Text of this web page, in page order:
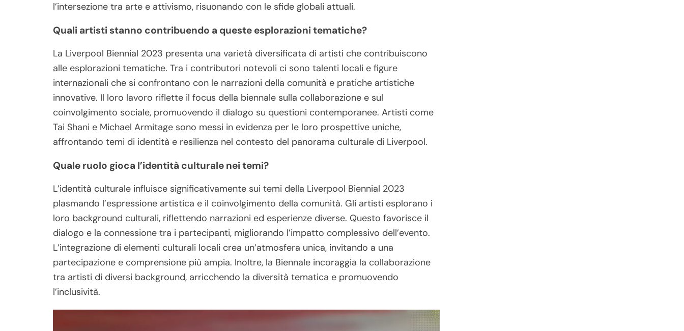
l’intersezione tra arte e attivismo, risuonando con le sfide globali attuali.
Quali artisti stanno contribuendo a queste esplorazioni tematiche?
La Liverpool Biennial 2023 presenta una varietà diversificata di artisti che contribuiscono
alle esplorazioni tematiche. Tra i contributori notevoli ci sono talenti locali e figure
internazionali che si confrontano con le narrazioni della comunità e pratiche artistiche
innovative. Il loro lavoro riflette il focus della biennale sulla collaborazione e sul
coinvolgimento sociale, promuovendo il dialogo su questioni contemporanee. Artisti come
Tai Shani e Michael Armitage sono messi in evidenza per le loro prospettive uniche,
affrontando temi di identità e resilienza nel contesto del panorama culturale di Liverpool.
Quale ruolo gioca l’identità culturale nei temi?
L’identità culturale influisce significativamente sui temi della Liverpool Biennial 2023
plasmando l’espressione artistica e il coinvolgimento della comunità. Gli artisti esplorano i
loro background culturali, riflettendo narrazioni ed esperienze diverse. Questo favorisce il
dialogo e la connessione tra i partecipanti, migliorando l’impatto complessivo dell’evento.
L’integrazione di elementi culturali locali crea un’atmosfera unica, invitando a una
partecipazione e comprensione più ampia. Inoltre, la Biennale incoraggia la collaborazione
tra artisti di diversi background, arricchendo la diversità tematica e promuovendo
l’inclusività.